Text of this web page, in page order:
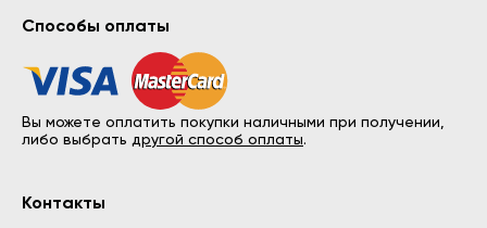
Способы оплаты
Вы можете оплатить покупки наличными при получении,
либо выбрать другой способ оплаты.
Контакты